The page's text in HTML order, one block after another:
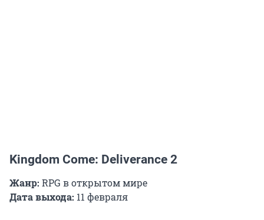
Kingdom Come: Deliverance 2
Жанр: RPG в открытом мире
Дата выхода: 11 февраля